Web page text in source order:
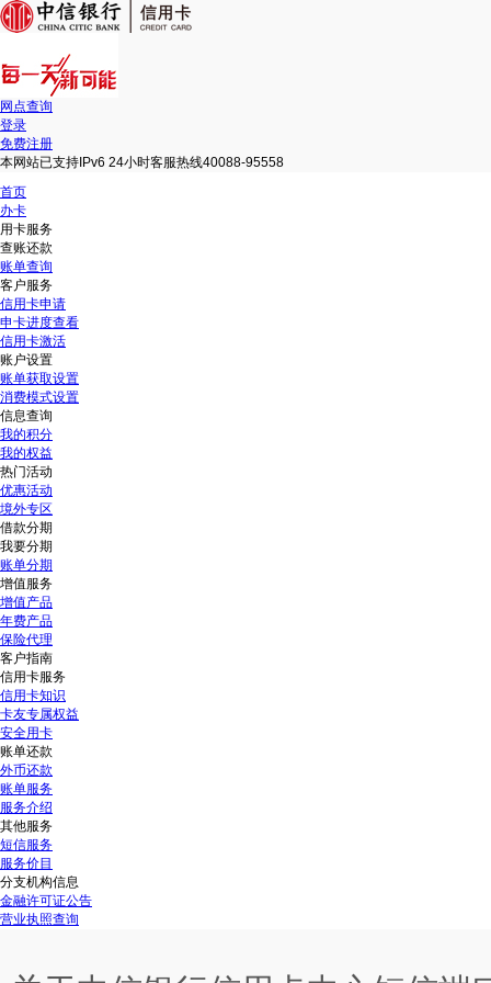
网点查询
登录
免费注册
本网站已支持IPv6 24小时客服热线40088-95558
首页
办卡
用卡服务
查账还款
账单查询
客户服务
信用卡申请
申卡进度查看
信用卡激活
账户设置
账单获取设置
消费模式设置
信息查询
我的积分
我的权益
热门活动
优惠活动
境外专区
借款分期
我要分期
账单分期
增值服务
增值产品
年费产品
保险代理
客户指南
信用卡服务
信用卡知识
卡友专属权益
安全用卡
账单还款
外币还款
账单服务
服务介绍
其他服务
短信服务
服务价目
分支机构信息
金融许可证公告
营业执照查询